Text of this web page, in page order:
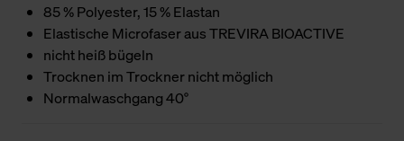
85 % Polyester, 15 % Elastan
Elastische Microfaser aus TREVIRA BIOACTIVE
nicht heiß bügeln
Trocknen im Trockner nicht möglich
Normalwaschgang 40°